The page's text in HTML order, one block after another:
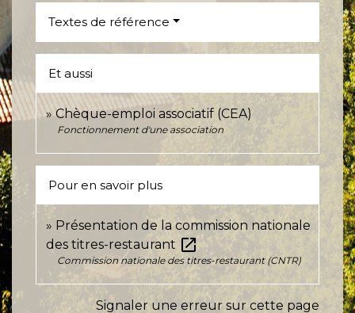
Textes de référence
Et aussi
Chèque-emploi associatif (CEA)
Fonctionnement d'une association
Pour en savoir plus
Présentation de la commission nationale
des titres-restaurant open_in_new
Commission nationale des titres-restaurant (CNTR)
Signaler une erreur sur cette page